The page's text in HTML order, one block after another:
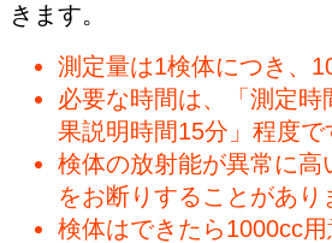
きます。
測定量は1検体につき、
必要な時間は、「測定
果説明時間15分」程度で
検体の放射能が異常に
をお断りすることがあり
検体はできたら1000cc